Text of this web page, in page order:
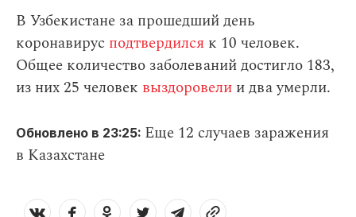
В Узбекистане за прошедший день
коронавирус подтвердился к 10 человек.
Общее количество заболеваний достигло 183,
из них 25 человек выздоровели и два умерли.
Обновлено в 23:25: Еще 12 случаев заражения
в Казахстане